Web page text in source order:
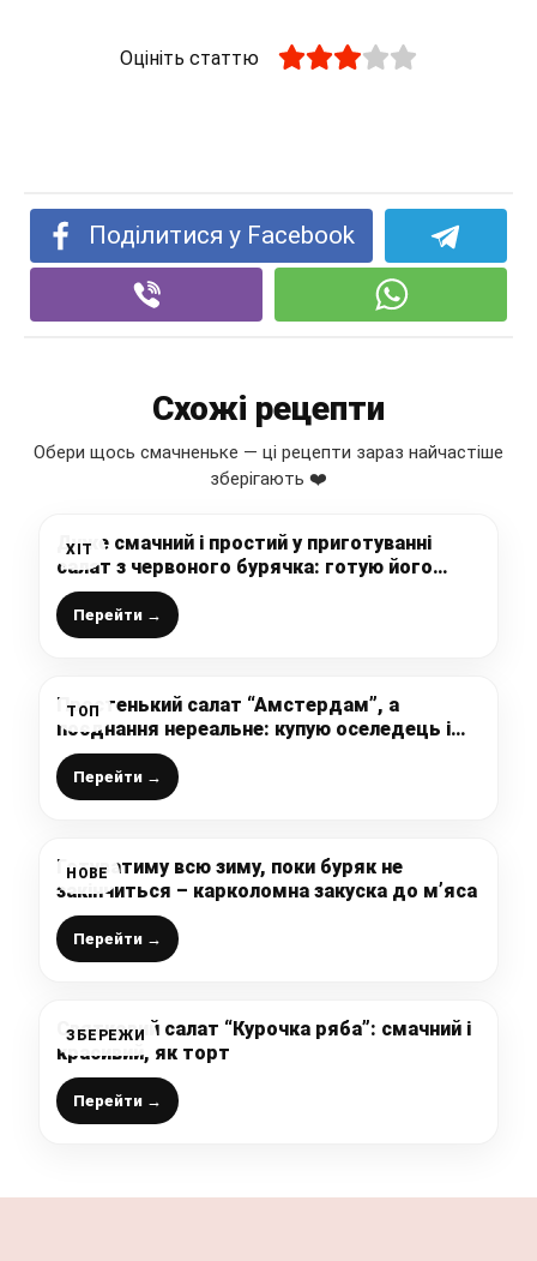
Оцініть статтю
Поділитися у Facebook
Схожі рецепти
Обери щось смачненьке — ці рецепти зараз найчастіше
зберігають ❤️
ХІТ
Дуже смачний і простий у приготуванні
салат з червоного бурячка: готую його
часто і подаю навіть на святковий стіл
Перейти →
ТОП
Простенький салат “Амстердам”, а
поєднання нереальне: купую оселедець і
готую його за 5 хвилин (нічого варити не
потрібно)
Перейти →
НОВЕ
Готуватиму всю зиму, поки буряк не
закінчиться – карколомна закуска до м’яса
Перейти →
ЗБЕРЕЖИ
Святковий салат “Курочка ряба”: смачний і
красивий, як торт
Перейти →